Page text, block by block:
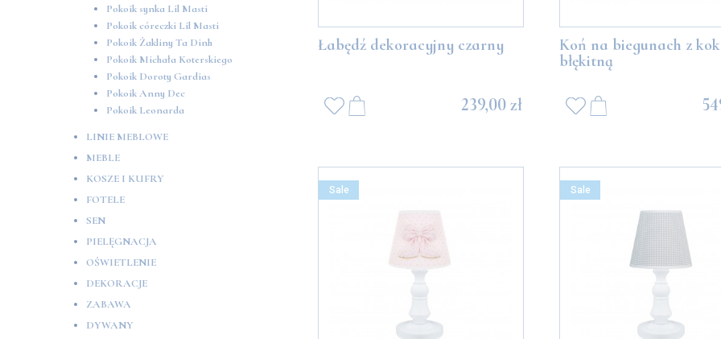
Pokoik synka Lil Masti
Pokoik córeczki Lil Masti
Pokoik Żakliny Ta Dinh
Pokoik Michała Koterskiego
Pokoik Doroty Gardias
Pokoik Anny Dec
Pokoik Leonarda
LINIE MEBLOWE
MEBLE
KOSZE I KUFRY
FOTELE
SEN
PIELĘGNACJA
OŚWIETLENIE
DEKORACJE
ZABAWA
DYWANY
Łabędź dekoracyjny czarny
239,00 zł
Koń na biegunach z
błękitną
Sale Sale